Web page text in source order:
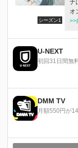
シーズン1
ナ
オ
う
中
『
爆
敵
>>
U-NEXT
初回31日間無
DMM TV
月額550円が